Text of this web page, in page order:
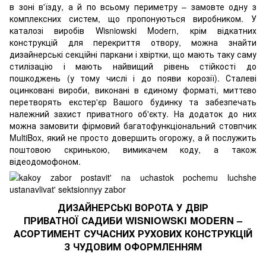
в зоні в'їзду, а й по всьому периметру – замовте одну з
комплексних систем, що пропонуються виробником. У
каталозі виробів Wisniowski Modern, крім відкатних
конструкцій для перекриття отвору, можна знайти
дизайнерські секційні паркани і хвіртки, що мають таку саму
стилізацію і мають найвищий рівень стійкості до
пошкоджень (у тому числі і до появи корозії). Сталеві
оцинковані вироби, виконані в єдиному форматі, миттєво
перетворять екстер'єр Вашого будинку та забезпечать
належний захист приватного об'єкту. На додаток до них
можна замовити фірмовий багатофункціональний стовпчик
MultiBox, який не просто довершить огорожу, а й послужить
поштовою скринькою, вимикачем коду, а також
відеодомофоном.
ДИЗАЙНЕРСЬКІ ВОРОТА У ДВІР
ПРИВАТНОЇ САДИБИ WISNIOWSKI MODERN –
АСОРТИМЕНТ СУЧАСНИХ РУХОВИХ КОНСТРУКЦІЙ
З ЧУДОВИМ ОФОРМЛЕННЯМ